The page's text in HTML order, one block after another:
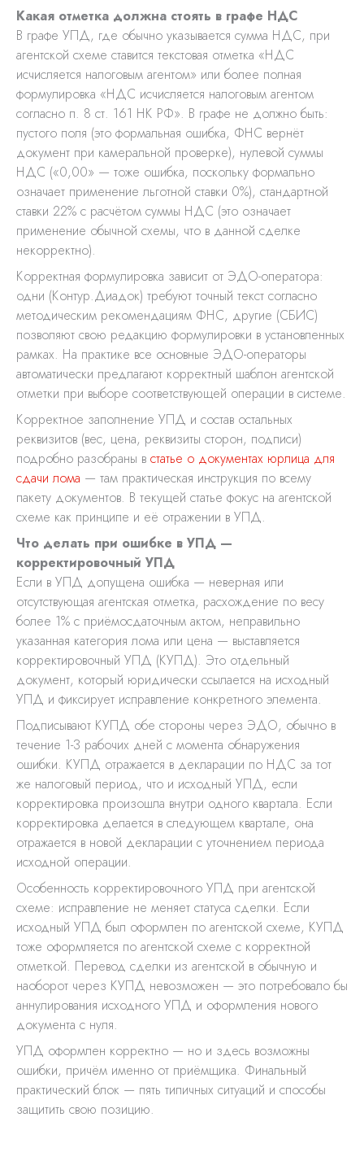
Какая отметка должна стоять в графе НДС
В графе УПД, где обычно указывается сумма НДС, при
агентской схеме ставится текстовая отметка «НДС
исчисляется налоговым агентом» или более полная
формулировка «НДС исчисляется налоговым агентом
согласно п. 8 ст. 161 НК РФ». В графе не должно быть:
пустого поля (это формальная ошибка, ФНС вернёт
документ при камеральной проверке), нулевой суммы
НДС («0,00» — тоже ошибка, поскольку формально
означает применение льготной ставки 0%), стандартной
ставки 22% с расчётом суммы НДС (это означает
применение обычной схемы, что в данной сделке
некорректно).
Корректная формулировка зависит от ЭДО-оператора:
одни (Контур.Диадок) требуют точный текст согласно
методическим рекомендациям ФНС, другие (СБИС)
позволяют свою редакцию формулировки в установленных
рамках. На практике все основные ЭДО-операторы
автоматически предлагают корректный шаблон агентской
отметки при выборе соответствующей операции в системе.
Корректное заполнение УПД и состав остальных
реквизитов (вес, цена, реквизиты сторон, подписи)
подробно разобраны в статье о документах юрлица для
сдачи лома — там практическая инструкция по всему
пакету документов. В текущей статье фокус на агентской
схеме как принципе и её отражении в УПД.
Что делать при ошибке в УПД —
корректировочный УПД
Если в УПД допущена ошибка — неверная или
отсутствующая агентская отметка, расхождение по весу
более 1% с приёмосдаточным актом, неправильно
указанная категория лома или цена — выставляется
корректировочный УПД (КУПД). Это отдельный
документ, который юридически ссылается на исходный
УПД и фиксирует исправление конкретного элемента.
Подписывают КУПД обе стороны через ЭДО, обычно в
течение 1-3 рабочих дней с момента обнаружения
ошибки. КУПД отражается в декларации по НДС за тот
же налоговый период, что и исходный УПД, если
корректировка произошла внутри одного квартала. Если
корректировка делается в следующем квартале, она
отражается в новой декларации с уточнением периода
исходной операции.
Особенность корректировочного УПД при агентской
схеме: исправление не меняет статуса сделки. Если
исходный УПД был оформлен по агентской схеме, КУПД
тоже оформляется по агентской схеме с корректной
отметкой. Перевод сделки из агентской в обычную и
наоборот через КУПД невозможен — это потребовало бы
аннулирования исходного УПД и оформления нового
документа с нуля.
УПД оформлен корректно — но и здесь возможны
ошибки, причём именно от приёмщика. Финальный
практический блок — пять типичных ситуаций и способы
защитить свою позицию.